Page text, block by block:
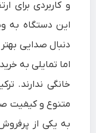
و کاربردی برای
این دستگاه به
دنبال صدایی
اما تمایلی به
خانگی ندارند.
متنوع و کیفیت
به یکی از